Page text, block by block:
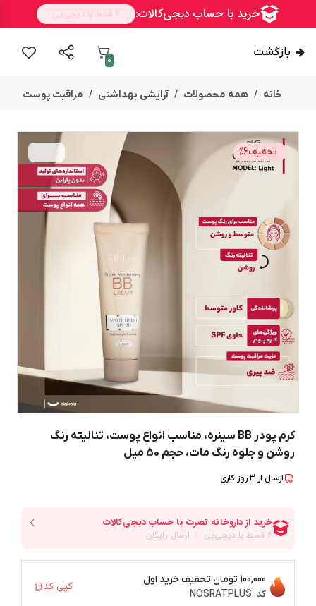
بازگشت
0
خانه همه محصولات آرایشی بهداشتی مراقبت پوست
ســــریع
تخفیف %6
کرم پودر BB سینره، مناسب انواع پوست، تنالیته رنگ
روشن و جلوه رنگ مات، حجم 50 میل
ارسال از 3روز کاری
100,000 تومان
تخفیف خرید اول
کد: NOSRATPLUS
کپی کد